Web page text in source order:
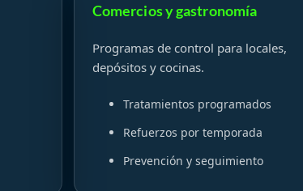
Comercios y gastronomía
Programas de control para locales,
depósitos y cocinas.
Tratamientos programados
Refuerzos por temporada
Prevención y seguimiento